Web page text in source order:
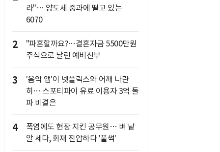
라"… 양도세 중과에 떨고 있는
6070
2
"파혼할까요?…결혼자금 5500만원
주식으로 날린 예비신부
3
'음악 앱'이 넷플릭스와 어깨 나란
히… 스포티파이 유료 이용자 3억 돌
파 비결은
4
폭염에도 현장 지킨 공무원… 벼 낱
알 세다, 화재 진압하다 '풀썩'